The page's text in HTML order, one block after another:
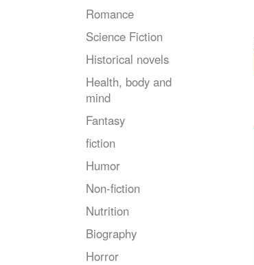
Romance
Science Fiction
Historical novels
Health, body and
mind
Fantasy
fiction
Humor
Non-fiction
Nutrition
Biography
Horror